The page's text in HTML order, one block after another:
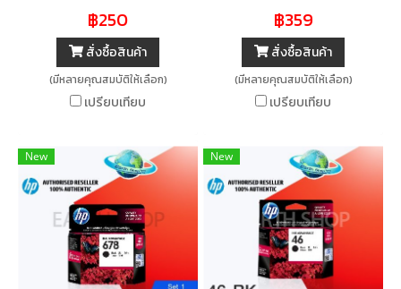
฿250
สั่งซื้อสินค้า
(มีหลายคุณสมบัติให้เลือก)
เปรียบเทียบ
฿359
สั่งซื้อสินค้า
(มีหลายคุณสมบัติให้เลือก)
เปรียบเทียบ
New New